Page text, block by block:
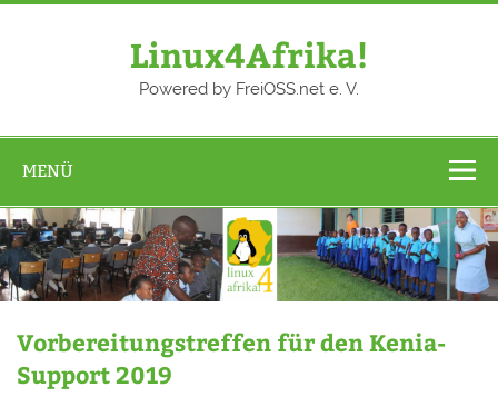
Zum
Linux4Afrika!
Powered by FreiOSS.net e. V.
MENÜ
Vorbereitungstreffen für den Kenia-
Support 2019